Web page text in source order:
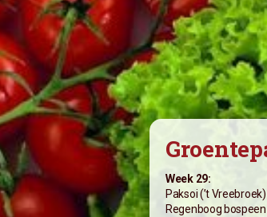
Wat vindt u van Vertwenz?
Week 29:
Paksoi (’t Vreebroek)
Regenboog